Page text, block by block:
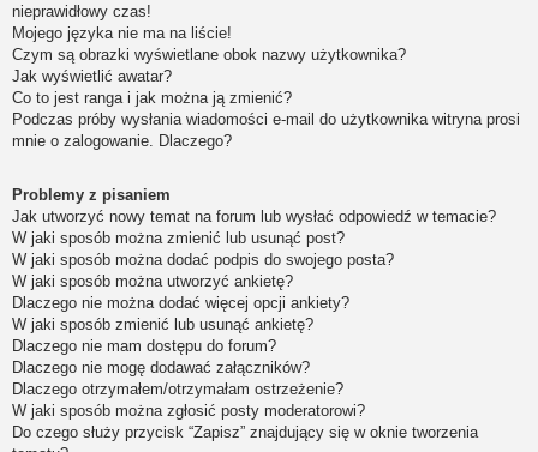
nieprawidłowy czas!
Mojego języka nie ma na liście!
Czym są obrazki wyświetlane obok nazwy użytkownika?
Jak wyświetlić awatar?
Co to jest ranga i jak można ją zmienić?
Podczas próby wysłania wiadomości e-mail do użytkownika witryna prosi
mnie o zalogowanie. Dlaczego?
Problemy z pisaniem
Jak utworzyć nowy temat na forum lub wysłać odpowiedź w temacie?
W jaki sposób można zmienić lub usunąć post?
W jaki sposób można dodać podpis do swojego posta?
W jaki sposób można utworzyć ankietę?
Dlaczego nie można dodać więcej opcji ankiety?
W jaki sposób zmienić lub usunąć ankietę?
Dlaczego nie mam dostępu do forum?
Dlaczego nie mogę dodawać załączników?
Dlaczego otrzymałem/otrzymałam ostrzeżenie?
W jaki sposób można zgłosić posty moderatorowi?
Do czego służy przycisk “Zapisz” znajdujący się w oknie tworzenia